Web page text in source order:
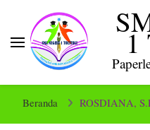
1
Beranda ROSDIANA,